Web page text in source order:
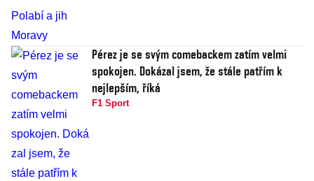
Pérez je se svým comebackem zatím velmi
spokojen. Dokázal jsem, že stále patřím k
nejlepším, říká
F1 Sport